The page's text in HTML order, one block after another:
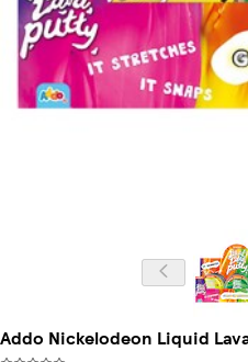
Addo Nickelodeon Liquid